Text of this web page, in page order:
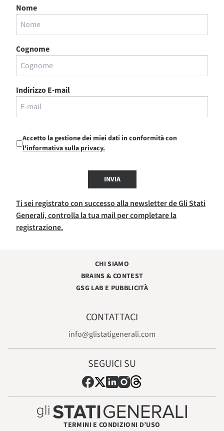
Nome
Cognome
Indirizzo E-mail
Accetto la gestione dei miei dati in conformità con
l'informativa sulla privacy.
INVIA
Ti sei registrato con successo alla newsletter de Gli Stati
Generali, controlla la tua mail per completare la
registrazione.
CHI SIAMO
BRAINS & CONTEST
GSG LAB E PUBBLICITÀ
CONTATTACI
info@glistatigenerali.com
SEGUICI SU
TERMINI E CONDIZIONI D’USO